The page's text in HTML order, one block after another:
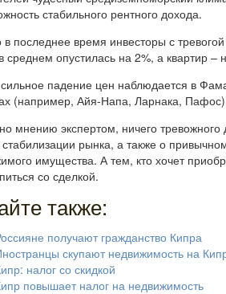
стабильного рентного дохода.
последнее время инвесторы с
среднем опустилась на 2%, а квартир –
падение цен наблюдается в
(например, Айя-Напа, Ларнака,
мнению экспертом, ничего
рынка, а также о
имущества. А тем, кто хочет
со сделкой.
также:
получают гражданство Кипра
скупают недвижимость на
налог со скидкой
повышает налог на недвижимость